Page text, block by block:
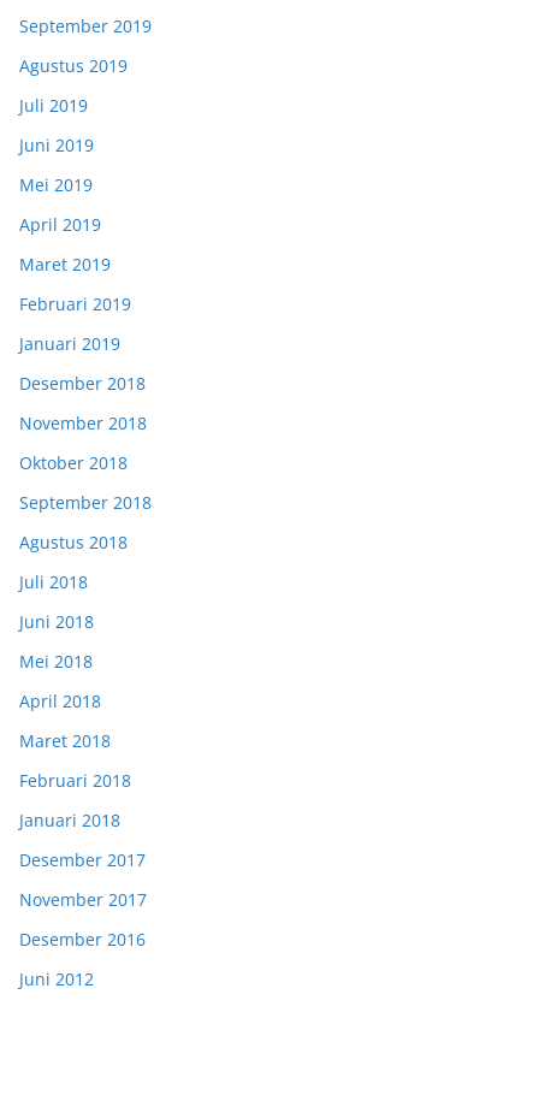
September 2019
Agustus 2019
Juli 2019
Juni 2019
Mei 2019
April 2019
Maret 2019
Februari 2019
Januari 2019
Desember 2018
November 2018
Oktober 2018
September 2018
Agustus 2018
Juli 2018
Juni 2018
Mei 2018
April 2018
Maret 2018
Februari 2018
Januari 2018
Desember 2017
November 2017
Desember 2016
Juni 2012